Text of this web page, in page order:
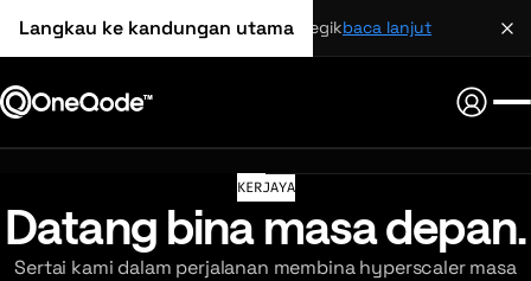
Langkau ke kandungan utama
perkongsian strategikbaca lanjut
KERJAYA
Datang bina masa depan.
Sertai kami dalam perjalanan membina hyperscaler masa